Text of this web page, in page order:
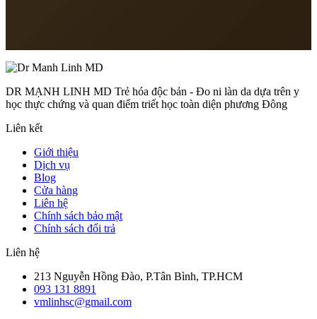
DR MẠNH LINH MD Trẻ hóa độc bản - Đo ni làn da dựa trên y
học thực chứng và quan điểm triết học toàn diện phương Đông
Liên kết
Giới thiệu
Dịch vụ
Blog
Cửa hàng
Liên hệ
Chính sách bảo mật
Chính sách đổi trả
Liên hệ
213 Nguyễn Hồng Đào, P.Tân Bình, TP.HCM
093 131 8891
vmlinhsc@gmail.com